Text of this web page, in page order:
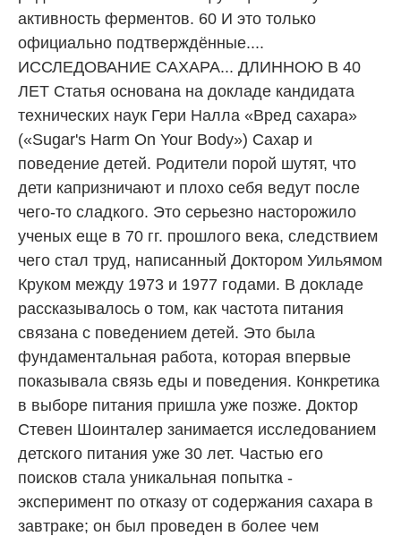
активность ферментов. 60 И это только
официально подтверждённые....
ИССЛЕДОВАНИЕ САХАРА... ДЛИННОЮ В 40
ЛЕТ Статья основана на докладе кандидата
технических наук Гери Налла «Вред сахара»
(«Sugar's Harm On Your Body») Сахар и
поведение детей. Родители порой шутят, что
дети капризничают и плохо себя ведут после
чего-то сладкого. Это серьезно насторожило
ученых еще в 70 гг. прошлого века, следствием
чего стал труд, написанный Доктором Уильямом
Круком между 1973 и 1977 годами. В докладе
рассказывалось о том, как частота питания
связана с поведением детей. Это была
фундаментальная работа, которая впервые
показывала связь еды и поведения. Конкретика
в выборе питания пришла уже позже. Доктор
Стевен Шоинталер занимается исследованием
детского питания уже 30 лет. Частью его
поисков стала уникальная попытка -
эксперимент по отказу от содержания сахара в
завтраке; он был проведен в более чем